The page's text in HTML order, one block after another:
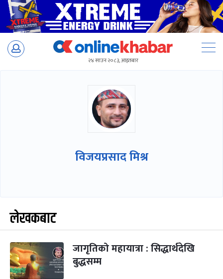
Skip
२४ साउन २०८३, आइतबार
विजयप्रसाद मिश्र
लेखकबाट
जागृतिको महायात्रा : सिद्धार्थदेखि
बुद्धसम्म